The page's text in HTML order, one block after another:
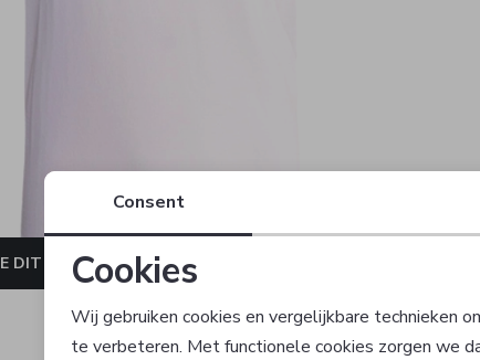
DIT JE STAAT
Consent
Cookies
Wij gebruiken cookies en vergelijkbare technieken
te verbeteren. Met functionele cookies zorgen we